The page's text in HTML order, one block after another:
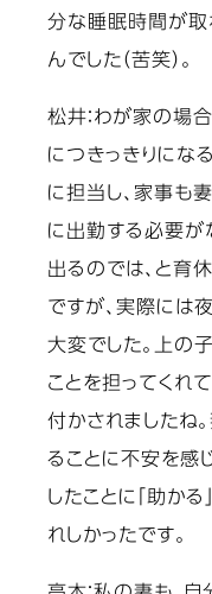
分な睡眠時間が取
んでした（苦笑）。
松井：わが家の場
につきっきりにな
に担当し、家事も
に出勤する必要が
出るのでは、と育
ですが、実際には
大変でした。上の
ことを担ってくれ
付かされましたね
ることに不安を感
したことに「助かる
れしかったです。